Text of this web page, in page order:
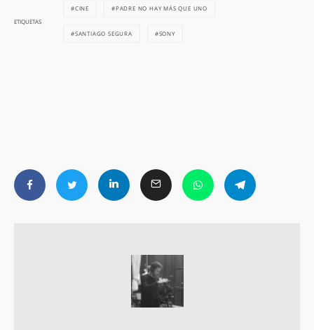
ETIQUETAS
CINE PADRE NO HAY MÁS QUE UNO
SANTIAGO SEGURA SONY